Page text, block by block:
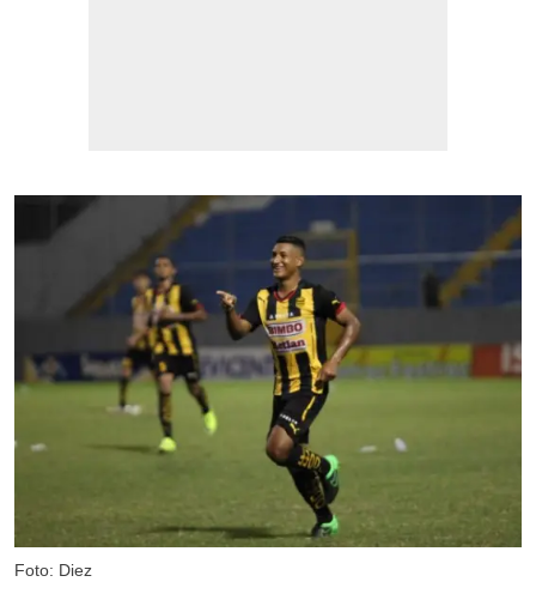
Foto: Diez